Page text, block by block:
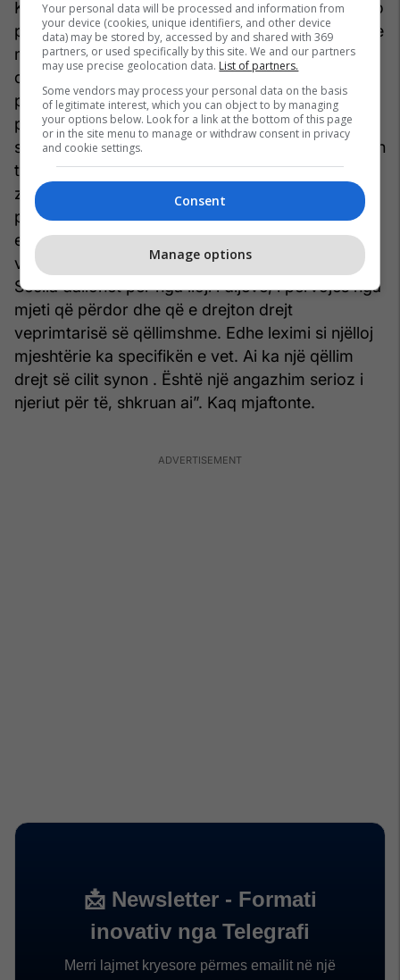
Korçës, esteti, studiuesi i njohur do mbetej dhe do
përçonte një mësim të thjeshtë: “Brezi i ri duhet te
mësohet ta kuptoje se leximi është një investim
drejt së ardhmes për një profesion të
parapëlqyer, për një jetë më produktive ,për të
përballuar kërkesat e shkollës, të kulturës,
shkencës , qytetërimit. Njeriu që s’ lexon në kohen
tone mbetet injorant, gjysmak ,nuk e gëzon lirinë,
zgjedhjen e veprimit. Nëse e pranojmë leximin si
punë atëherë duhet të flasim edhe për mjeshtrinë
e të lexuarit. Çdo lloj pune është art ,mjeshtri më
vete. Çdo mjeshtri ka sekretet e marifetet e veta.
Secila dallohet për nga lloji i dijeve, i përvojës nga
mjeti që përdor dhe që e drejton drejt
veprimtarisë së qëllimshme. Edhe leximi si njëlloj
mjeshtërie ka specifikën e vet. Ai ka një qëllim
drejt së cilit synon . Është një angazhim serioz i
njeriut për të, shkruan ai”. Kaq mjaftonte.
Your personal data will be processed and information from
your device (cookies, unique identifiers, and other device
data) may be stored by, accessed by and shared with 369
partners, or used specifically by this site. We and our partners
may use precise geolocation data. List of partners.
Some vendors may process your personal data on the basis
of legitimate interest, which you can object to by managing
your options below. Look for a link at the bottom of this page
or in the site menu to manage or withdraw consent in privacy
and cookie settings.
Consent
Manage options